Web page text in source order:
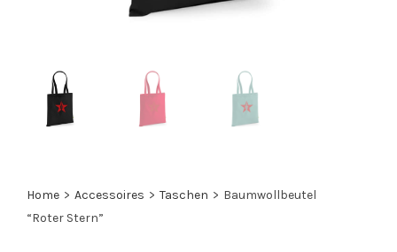
Home > Accessoires > Taschen > Baumwollbeutel
“Roter Stern”